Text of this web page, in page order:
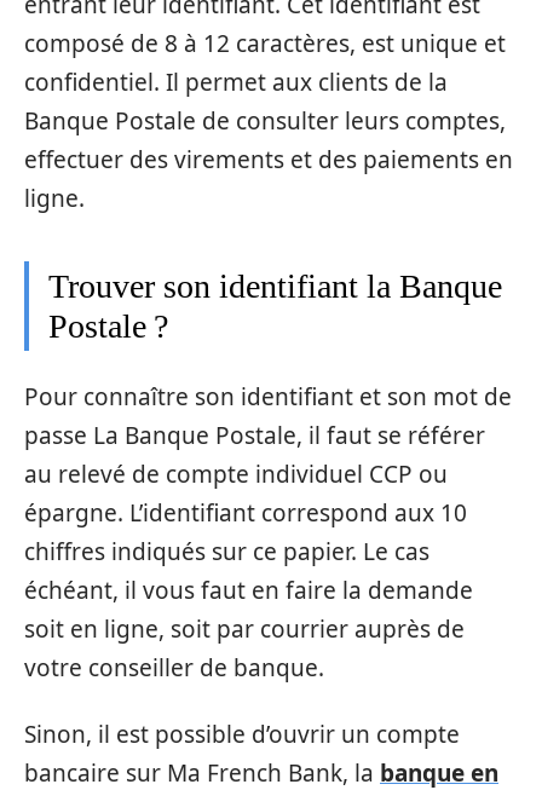
composé de 8 à 12 caractères, est unique et
confidentiel. Il permet aux clients de la
Banque Postale de consulter leurs comptes,
effectuer des virements et des paiements en
ligne.
Trouver son identifiant la Banque
Postale ?
Pour connaître son identifiant et son mot de
passe La Banque Postale, il faut se référer
au relevé de compte individuel CCP ou
épargne. L’identifiant correspond aux 10
chiffres indiqués sur ce papier. Le cas
échéant, il vous faut en faire la demande
soit en ligne, soit par courrier auprès de
votre conseiller de banque.
Sinon, il est possible d’ouvrir un compte
bancaire sur Ma French Bank, la banque en